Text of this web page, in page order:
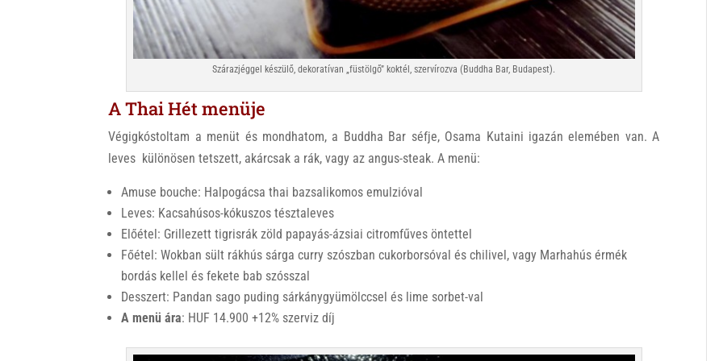
Szárazjéggel készülő, dekoratívan „füstölgő” koktél, szervírozva (Buddha Bar, Budapest).
A Thai Hét menüje
Végigkóstoltam a menüt és mondhatom, a Buddha Bar séfje, Osama Kutaini igazán elemében van. A
leves különösen tetszett, akárcsak a rák, vagy az angus-steak. A menü:
Amuse bouche: Halpogácsa thai bazsalikomos emulzióval
Leves: Kacsahúsos-kókuszos tésztaleves
Előétel: Grillezett tigrisrák zöld papayás-ázsiai citromfűves öntettel
Főétel: Wokban sült rákhús sárga curry szószban cukorborsóval és chilivel, vagy Marhahús érmék
bordás kellel és fekete bab szósszal
Desszert: Pandan sago puding sárkánygyümölccsel és lime sorbet-val
A menü ára: HUF 14.900 +12% szerviz díj